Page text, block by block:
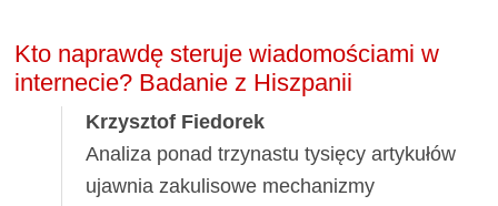
Kto naprawdę steruje wiadomościami w
internecie? Badanie z Hiszpanii
Krzysztof Fiedorek
Analiza ponad trzynastu tysięcy artykułów
ujawnia zakulisowe mechanizmy